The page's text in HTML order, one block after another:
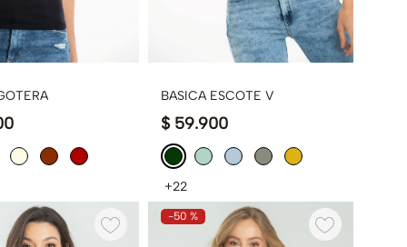
BASICA ESCOTE V
$ 59.900
+22
-50 %